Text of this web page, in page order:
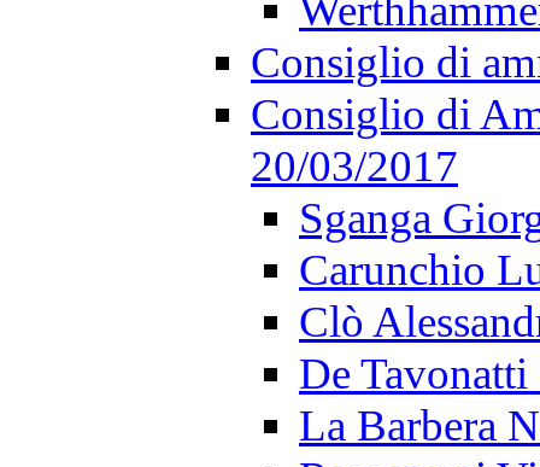
Consiglio di
Consiglio di
20/03/2017
Sganga
Carunchio
Clò
De
La Barbera